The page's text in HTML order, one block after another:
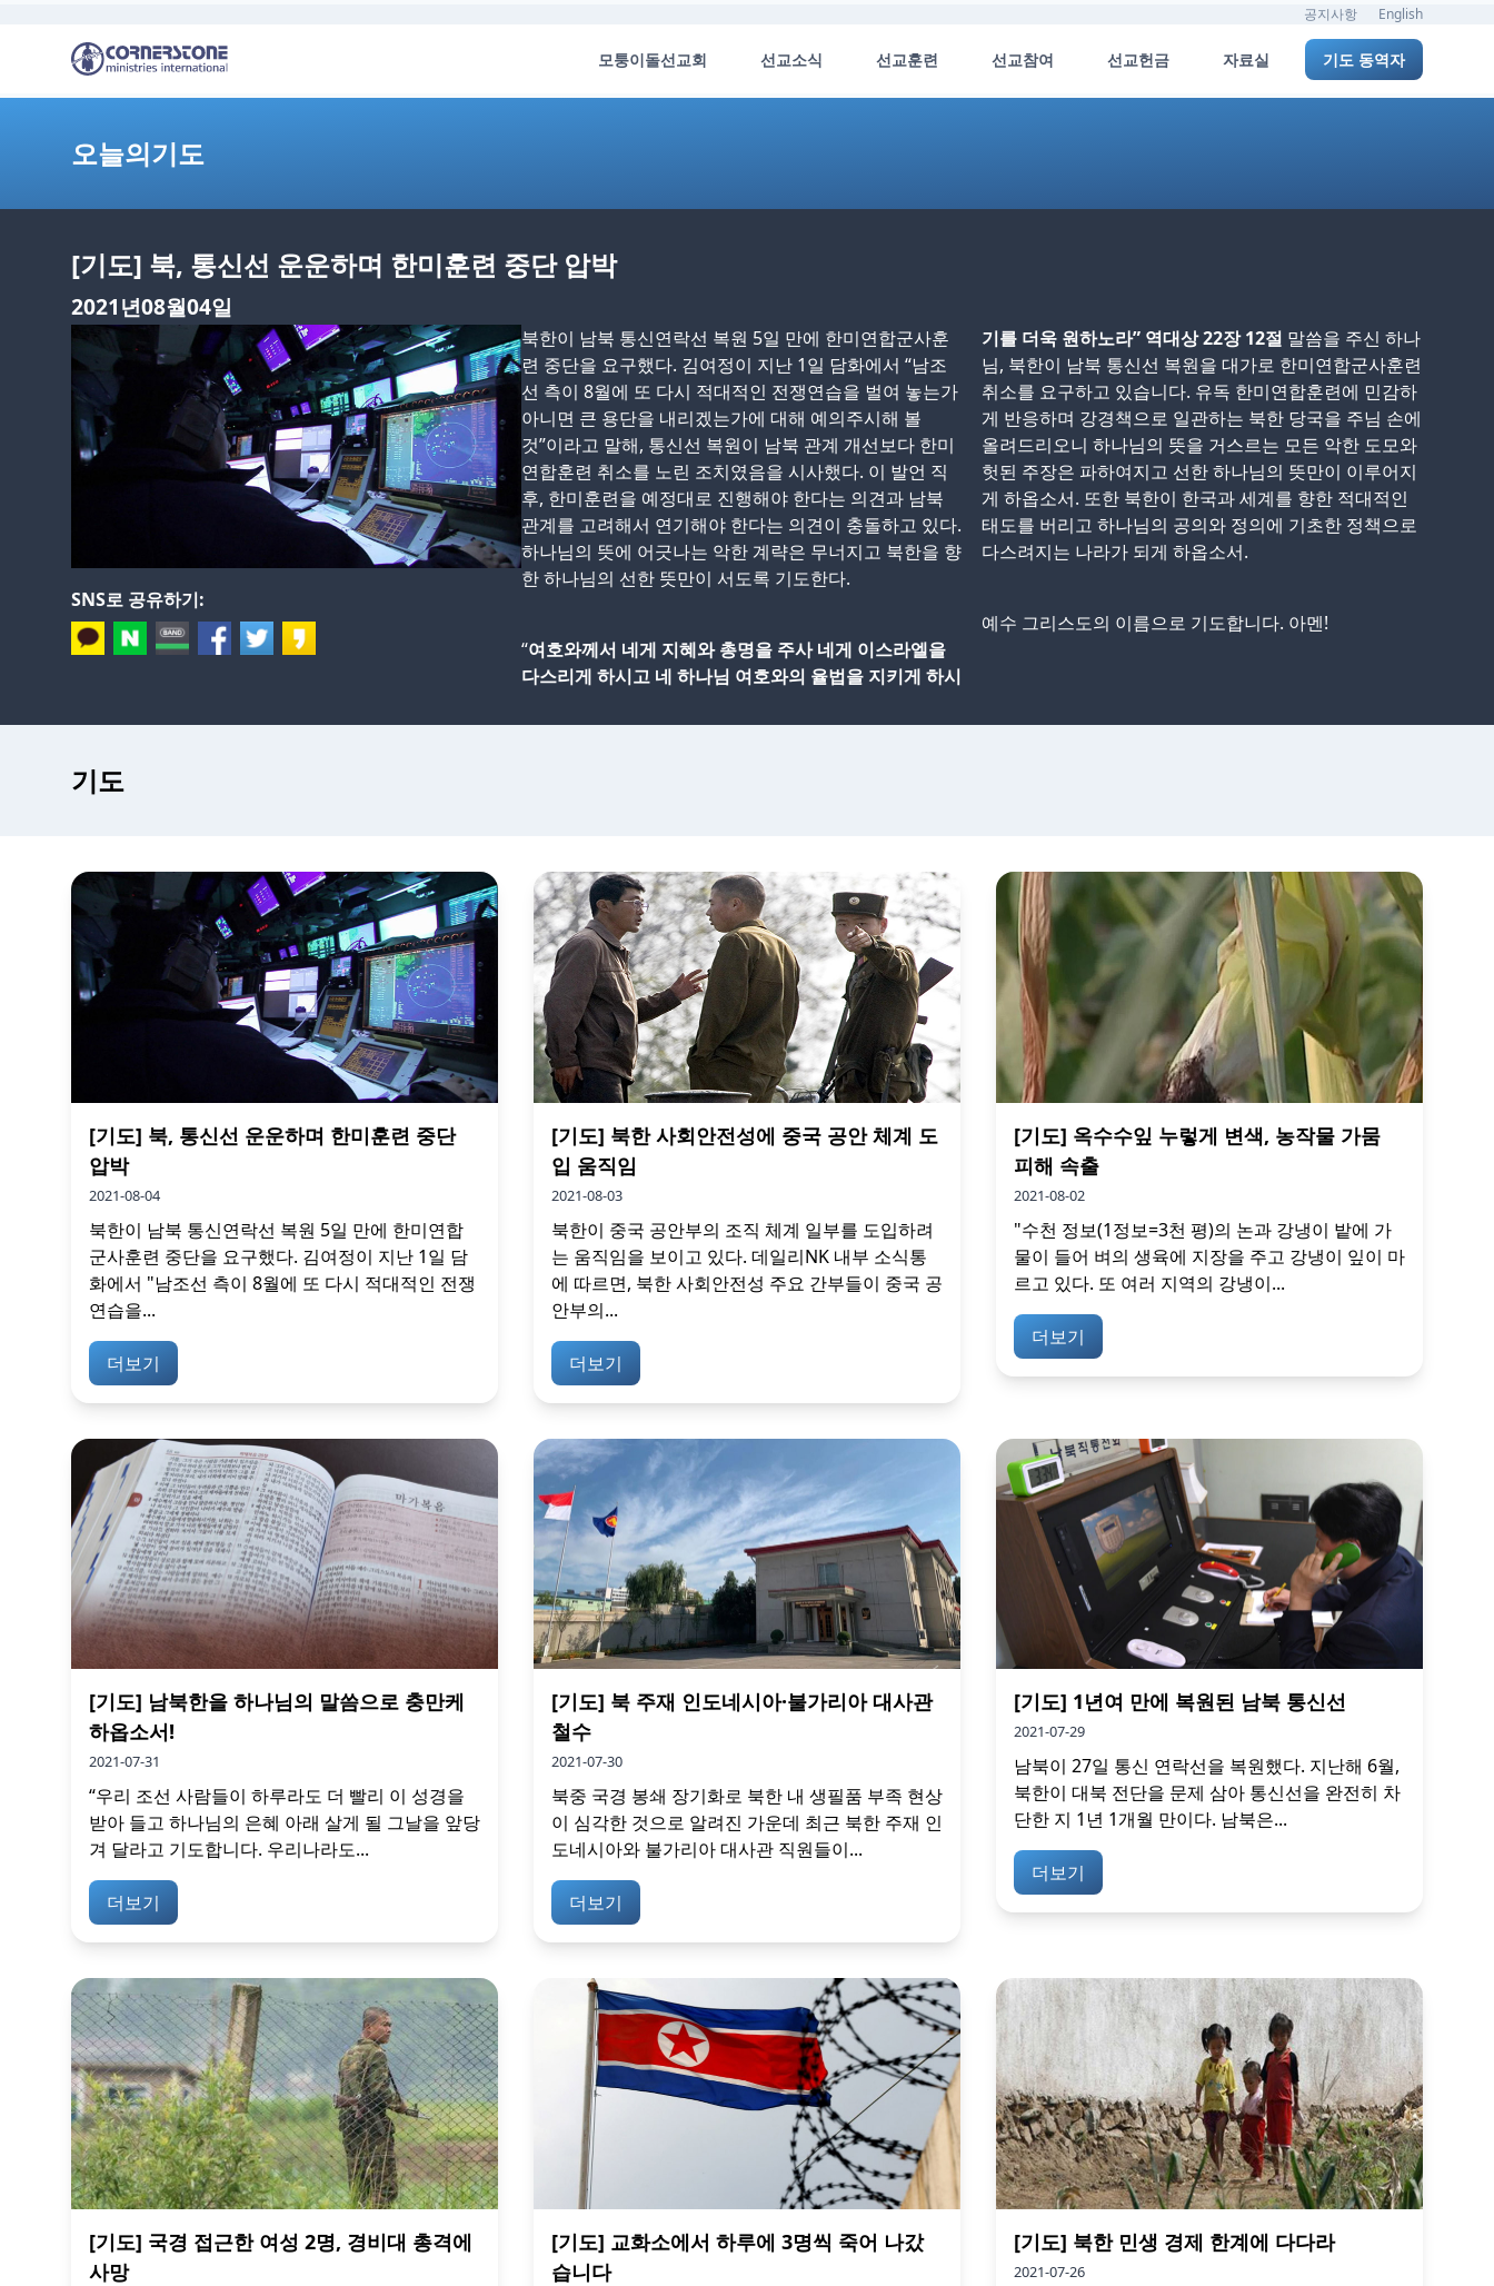
공지사항 English
모퉁이돌선교회 선교소식 선교훈련 선교참여 선교헌금 자료실 기도 동역자
오늘의기도
[기도] 북, 통신선 운운하며 한미훈련 중단 압박
2021년08월04일
SNS로 공유하기:
북한이 남북 통신연락선 복원 5일 만에 한미연합군사훈
련 중단을 요구했다. 김여정이 지난 1일 담화에서 “남조
선 측이 8월에 또 다시 적대적인 전쟁연습을 벌여 놓는가
아니면 큰 용단을 내리겠는가에 대해 예의주시해 볼
것”이라고 말해, 통신선 복원이 남북 관계 개선보다 한미
연합훈련 취소를 노린 조치였음을 시사했다. 이 발언 직
후, 한미훈련을 예정대로 진행해야 한다는 의견과 남북
관계를 고려해서 연기해야 한다는 의견이 충돌하고 있다.
하나님의 뜻에 어긋나는 악한 계략은 무너지고 북한을 향
한 하나님의 선한 뜻만이 서도록 기도한다.
“여호와께서 네게 지혜와 총명을 주사 네게 이스라엘을
다스리게 하시고 네 하나님 여호와의 율법을 지키게 하시
기를 더욱 원하노라” 역대상 22장 12절 말씀을 주신 하나
님, 북한이 남북 통신선 복원을 대가로 한미연합군사훈련
취소를 요구하고 있습니다. 유독 한미연합훈련에 민감하
게 반응하며 강경책으로 일관하는 북한 당국을 주님 손에
올려드리오니 하나님의 뜻을 거스르는 모든 악한 도모와
헛된 주장은 파하여지고 선한 하나님의 뜻만이 이루어지
게 하옵소서. 또한 북한이 한국과 세계를 향한 적대적인
태도를 버리고 하나님의 공의와 정의에 기초한 정책으로
다스려지는 나라가 되게 하옵소서.
예수 그리스도의 이름으로 기도합니다. 아멘!
기도
[기도] 북, 통신선 운운하며 한미훈련 중단
압박
2021-08-04
북한이 남북 통신연락선 복원 5일 만에 한미연합
군사훈련 중단을 요구했다. 김여정이 지난 1일 담
화에서 "남조선 측이 8월에 또 다시 적대적인 전쟁
연습을...
더보기
[기도] 북한 사회안전성에 중국 공안 체계 도
입 움직임
2021-08-03
북한이 중국 공안부의 조직 체계 일부를 도입하려
는 움직임을 보이고 있다. 데일리NK 내부 소식통
에 따르면, 북한 사회안전성 주요 간부들이 중국 공
안부의...
더보기
[기도] 옥수수잎 누렇게 변색, 농작물 가뭄
피해 속출
2021-08-02
"수천 정보(1정보=3천 평)의 논과 강냉이 밭에 가
물이 들어 벼의 생육에 지장을 주고 강냉이 잎이 마
르고 있다. 또 여러 지역의 강냉이...
더보기
[기도] 남북한을 하나님의 말씀으로 충만케
하옵소서!
2021-07-31
“우리 조선 사람들이 하루라도 더 빨리 이 성경을
받아 들고 하나님의 은혜 아래 살게 될 그날을 앞당
겨 달라고 기도합니다. 우리나라도...
더보기
[기도] 북 주재 인도네시아·불가리아 대사관
철수
2021-07-30
북중 국경 봉쇄 장기화로 북한 내 생필품 부족 현상
이 심각한 것으로 알려진 가운데 최근 북한 주재 인
도네시아와 불가리아 대사관 직원들이...
더보기
[기도] 1년여 만에 복원된 남북 통신선
2021-07-29
남북이 27일 통신 연락선을 복원했다. 지난해 6월,
북한이 대북 전단을 문제 삼아 통신선을 완전히 차
단한 지 1년 1개월 만이다. 남북은...
더보기
[기도] 국경 접근한 여성 2명, 경비대 총격에
사망
[기도] 교화소에서 하루에 3명씩 죽어 나갔
습니다
[기도] 북한 민생 경제 한계에 다다라
2021-07-26